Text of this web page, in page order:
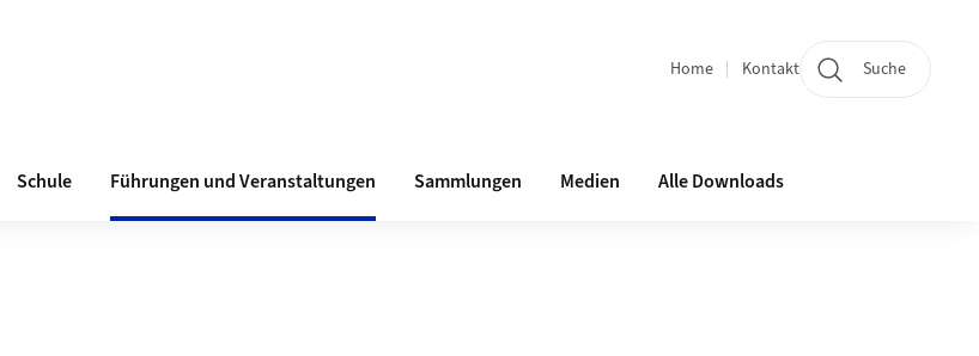
Quicklinks
Home Kontakt Suche
Schule Führungen und Veranstaltungen Sammlungen Medien Alle Downloads